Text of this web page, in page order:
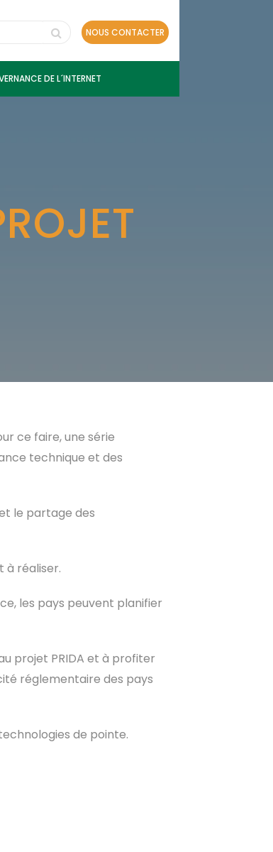
NOUS CONTACTER
DE L´INTERNET
ce faire, une série
technique et des
le partage des
à réaliser.
les pays peuvent planifier
projet PRIDA et à profiter
réglementaire des pays
de pointe.